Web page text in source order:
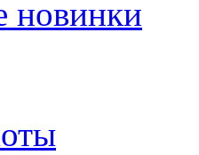
новинки